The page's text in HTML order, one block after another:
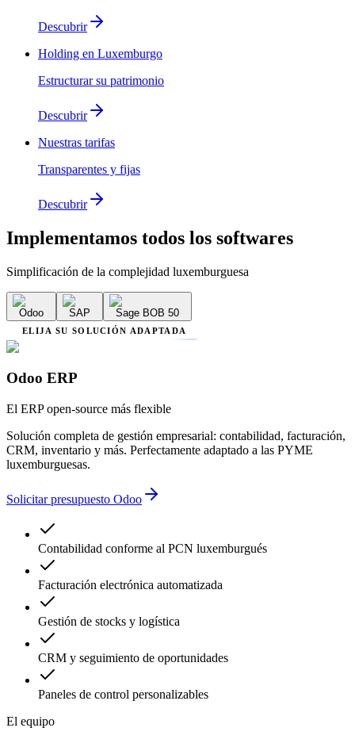
Descubrir
Holding en Luxemburgo
Estructurar su patrimonio
Descubrir
Nuestras tarifas
Transparentes y fijas
Descubrir
Implementamos todos los softwares
Simplificación de la complejidad luxemburguesa
Odoo SAP Sage BOB 50
ELIJA SU SOLUCIÓN ADAPTADA
Odoo ERP
El ERP open-source más flexible
Solución completa de gestión empresarial: contabilidad, facturación,
CRM, inventario y más. Perfectamente adaptado a las PYME
luxemburguesas.
Solicitar presupuesto Odoo
Contabilidad conforme al PCN luxemburgués
Facturación electrónica automatizada
Gestión de stocks y logística
CRM y seguimiento de oportunidades
Paneles de control personalizables
El equipo